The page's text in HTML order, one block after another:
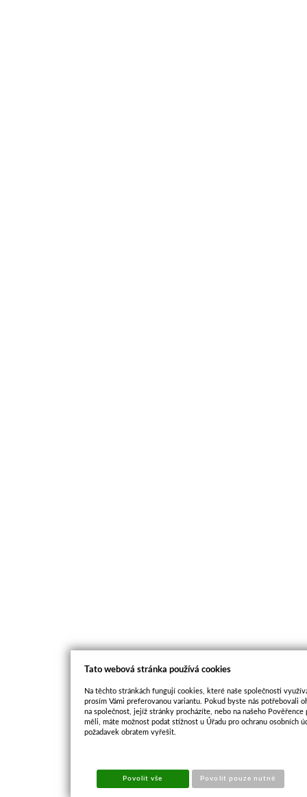
Tato webová stránka používá cookies
Na těchto stránkách fungují cookies, které naše společnosti
prosím Vámi preferovanou variantu. Pokud byste nás potřebovali
na společnost, jejíž stránky procházíte, nebo na našeho
měli, máte možnost podat stížnost u Úřadu pro ochranu osobních
požadavek obratem vyřešit.
Povolit vše Povolit pouze nutné